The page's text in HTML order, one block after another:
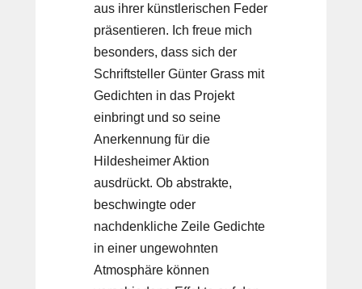
aus ihrer künstlerischen Feder
präsentieren. Ich freue mich
besonders, dass sich der
Schriftsteller Günter Grass mit
Gedichten in das Projekt
einbringt und so seine
Anerkennung für die
Hildesheimer Aktion
ausdrückt. Ob abstrakte,
beschwingte oder
nachdenkliche Zeile Gedichte
in einer ungewohnten
Atmosphäre können